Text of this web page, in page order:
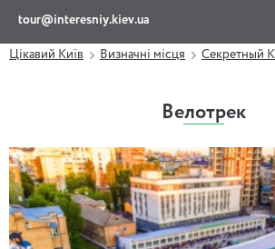
tour@interesniy.kiev.ua
Цікавий Київ Визначні місця Секретный
Велотрек